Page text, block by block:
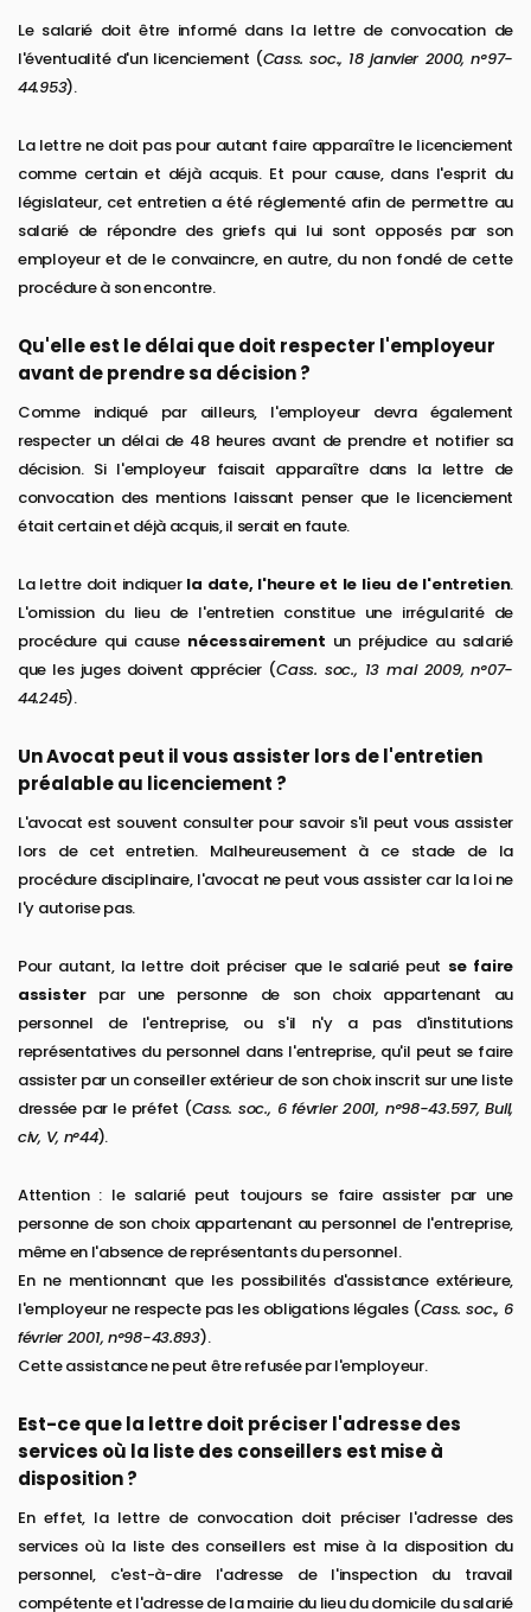
Le salarié doit être informé dans la lettre de convocation de
l'éventualité d'un licenciement (Cass. soc., 18 janvier 2000, n°97-
44.953).
La lettre ne doit pas pour autant faire apparaître le licenciement
comme certain et déjà acquis. Et pour cause, dans l'esprit du
législateur, cet entretien a été réglementé afin de permettre au
salarié de répondre des griefs qui lui sont opposés par son
employeur et de le convaincre, en autre, du non fondé de cette
procédure à son encontre.
Qu'elle est le délai que doit respecter l'employeur
avant de prendre sa décision ?
Comme indiqué par ailleurs, l'employeur devra également
respecter un délai de 48 heures avant de prendre et notifier sa
décision. Si l'employeur faisait apparaître dans la lettre de
convocation des mentions laissant penser que le licenciement
était certain et déjà acquis, il serait en faute.
La lettre doit indiquer la date, l'heure et le lieu de l'entretien.
L'omission du lieu de l'entretien constitue une irrégularité de
procédure qui cause nécessairement un préjudice au salarié
que les juges doivent apprécier (Cass. soc., 13 mai 2009, n°07-
44.245).
Un Avocat peut il vous assister lors de l'entretien
préalable au licenciement ?
L'avocat est souvent consulter pour savoir s'il peut vous assister
lors de cet entretien. Malheureusement à ce stade de la
procédure disciplinaire, l'avocat ne peut vous assister car la loi ne
l'y autorise pas.
Pour autant, la lettre doit préciser que le salarié peut se faire
assisterpar une personne de son choix appartenant au
personnel de l'entreprise, ou s'il n'y a pas d'institutions
représentatives du personnel dans l'entreprise, qu'il peut se faire
assister par un conseiller extérieur de son choix inscrit sur une liste
dressée par le préfet (Cass. soc., 6 février 2001, n°98-43.597, Bull,
civ, V, n°44).
Attention : le salarié peut toujours se faire assister par une
personne de son choix appartenant au personnel de l'entreprise,
même en l'absence de représentants du personnel.
En ne mentionnant que les possibilités d'assistance extérieure,
l'employeur ne respecte pas les obligations légales (Cass. soc., 6
février 2001, n°98-43.893).
Cette assistance ne peut être refusée par l'employeur.
Est-ce que la lettre doit préciser l'adresse des
services où la liste des conseillers est mise à
disposition ?
En effet, la lettre de convocation doit préciser l'adresse des
services où la liste des conseillers est mise à la disposition du
personnel, c'est-à-dire l'adresse de l'inspection du travail
compétente et l'adresse de la mairie du lieu du domicile du salarié